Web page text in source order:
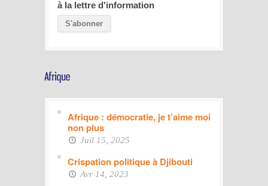
à la lettre d'information
Afrique : démocratie, je t’aime moi
non plus
Juil 15, 2025
Crispation politique à Djibouti
Avr 14, 2023